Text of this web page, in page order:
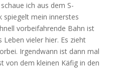
ich aus dem S-
spiegelt mein innerstes
vorbeifahrende Bahn ist
Leben vieler hier. Es zieht
Irgendwann ist dann mal
von dem kleinen Käfig in den